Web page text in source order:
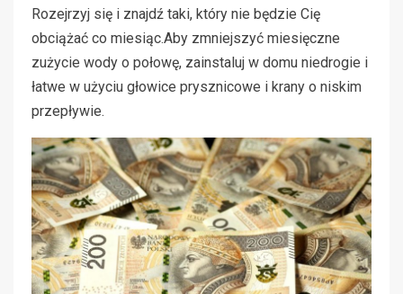
Rozejrzyj się i znajdź taki, który nie będzie Cię
obciążać co miesiąc.Aby zmniejszyć miesięczne
zużycie wody o połowę, zainstaluj w domu niedrogie i
łatwe w użyciu głowice prysznicowe i krany o niskim
przepływie.